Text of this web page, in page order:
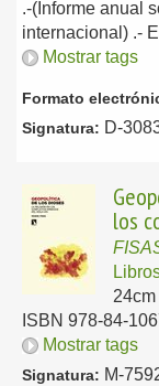
.-(Informe anual
internacional) .-
Mostrar tags
Formato
Signatura: D-
los
ISBN 978-84-
Mostrar tags
Signatura: M-